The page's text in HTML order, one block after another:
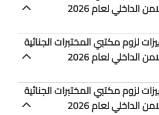
لعام 2026
(21) - تجهيزات لزوم مكتبي المختبرات الجنائية
لعام 2026
(22) - تجهيزات لزوم مكتبي المختبرات الجنائية
لعام 2026